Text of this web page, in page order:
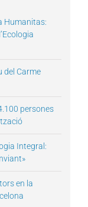
Humanitas:
del Carme
persones
Integral:
en la